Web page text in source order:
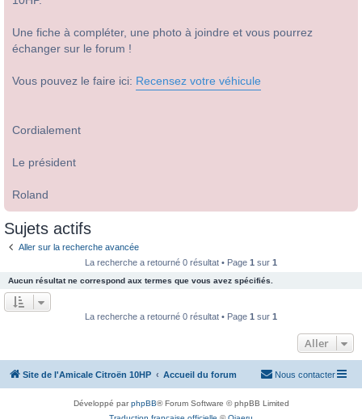
Une fiche à compléter, une photo à joindre et vous pourrez
échanger sur le forum !
Vous pouvez le faire ici: Recensez votre véhicule
Cordialement
Le président
Roland
Sujets actifs
Aller sur la recherche avancée
La recherche a retourné 0 résultat • Page 1 sur 1
Aucun résultat ne correspond aux termes que vous avez spécifiés.
La recherche a retourné 0 résultat • Page 1 sur 1
Aller
Site de l'Amicale Citroën 10HP Accueil du forum Nous contacter
Développé parphpBB® Forum Software © phpBB Limited